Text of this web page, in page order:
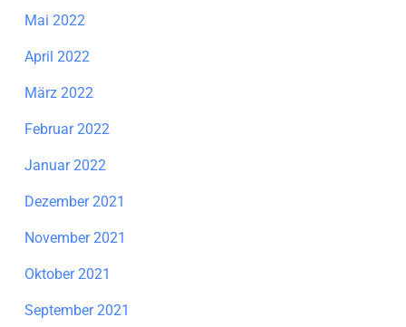
Mai 2022
April 2022
März 2022
Februar 2022
Januar 2022
Dezember 2021
November 2021
Oktober 2021
September 2021